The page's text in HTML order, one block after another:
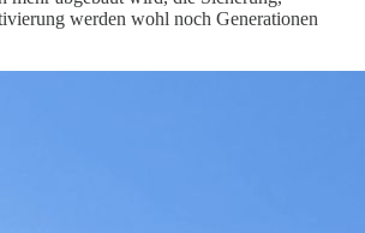
werden wohl noch Generationen